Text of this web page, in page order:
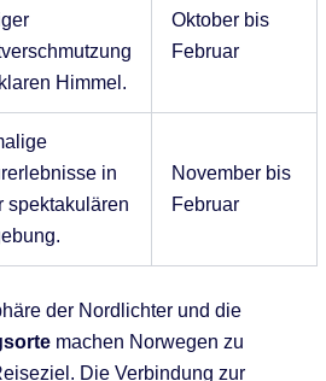
Himmel.
Oktober bis
Februar
in
spektakulären
November bis
Februar
der Nordlichter und die
machen Norwegen zu
Die Verbindung zur